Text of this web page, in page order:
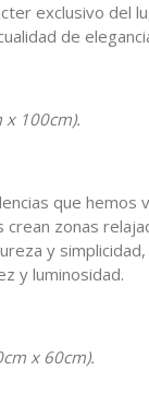
exclusivo del
de
x 100cm).
que hemos
zonas
y
y luminosidad.
x 60cm).